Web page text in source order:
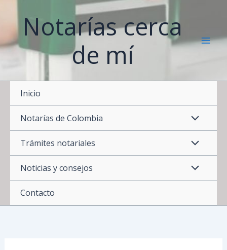
contenidoNotarías cerca
de mí
Inicio
Notarías de Colombia
Trámites notariales
Noticias y consejos
Contacto